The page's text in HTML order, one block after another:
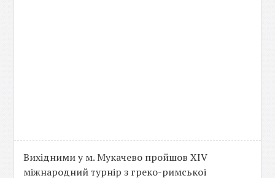
Вихідними у м. Мукачево пройшов XIV
міжнародний турнір з греко-римської